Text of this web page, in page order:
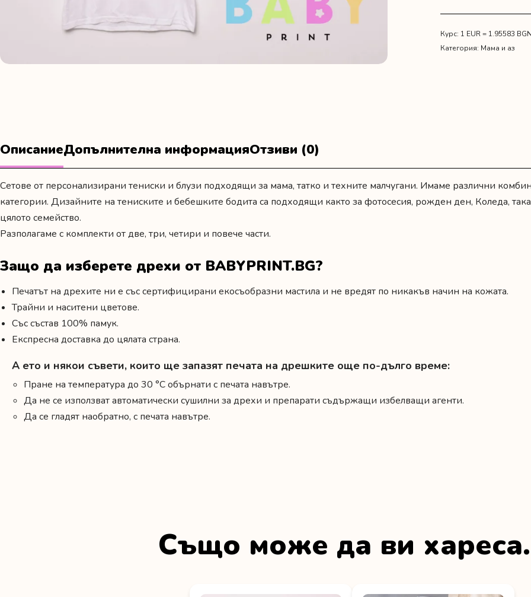
за
майка
дъщеря
Курс: 1 EUR = 1.95583
Категория: Мама и аз
ОписаниеДопълнителна информацияОтзиви (0)
Сетове от персонализирани тениски и блузи подходящи за мама, татко и техните малчугани. Имаме различни
категории. Дизайните на тениските и бебешките бодита са подходящи както за фотосесия, рожден ден, Коледа,
цялото семейство.
Разполагаме с комплекти от две, три, четири и повече части.
Защо да изберете дрехи от BABYPRINT.BG?
Печатът на дрехите ни е със сертифицирани екосъобразни мастила и не вредят по никакъв начин на кожата.
Трайни и наситени цветове.
Със състав 100% памук.
Експресна доставка до цялата страна.
А ето и някои съвети, които ще запазят печата на дрешките още по-дълго време:
Пране на температура до 30 °C обърнати с печата навътре.
Да не се използват автоматически сушилни за дрехи и препарати съдържащи избелващи агенти.
Да се гладят наобратно, с печата навътре.
Също може да ви